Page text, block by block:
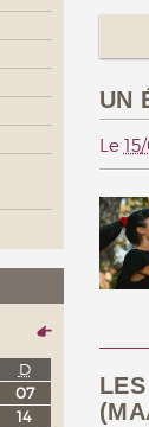
UN
Le
D
07
14